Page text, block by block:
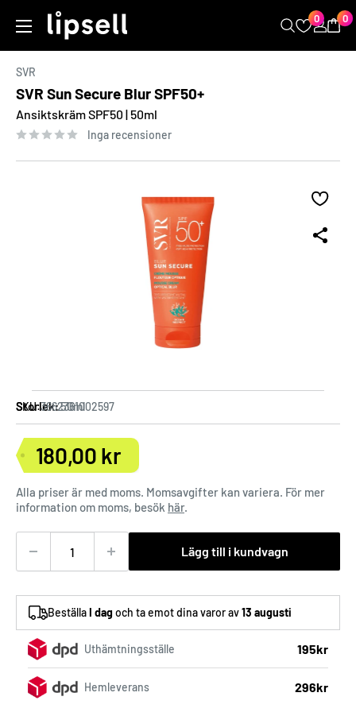
innehåll
LIPSELL 0 0
SVR
SVR Sun Secure Blur SPF50+
Ansiktskräm SPF50 | 50ml
Inga recensioner
SKU:3662361002597
Storlek:50ml
Försäljningspris
180,00 kr
Alla priser är med moms. Momsavgifter kan variera. För mer
information om moms, besök här.
Lägg till i kundvagn
BeställaI dagoch ta emot dina varor av13 augusti
Uthämtningsställe 195kr
Hemleverans 296kr